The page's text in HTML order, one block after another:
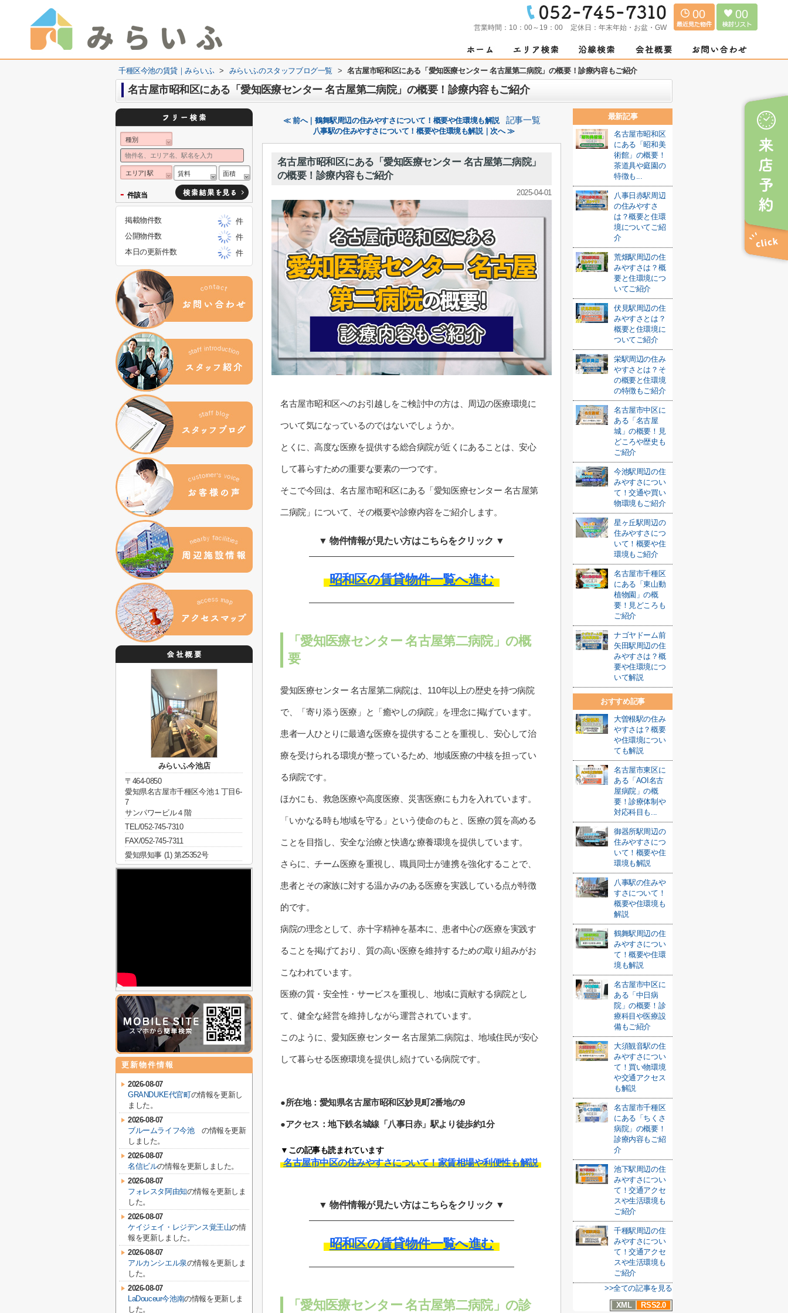
営業時間： 10：00～19：00 定休日： 年末年始・お盆・GW
00 00
千種区今池の賃貸｜みらいふ > みらいふのスタッフブログ一覧 > 名古屋市昭和区にある「愛知医療センター 名古屋第二病院」の概要！診療内容もご紹介
名古屋市昭和区にある「愛知医療センター 名古屋第二病院」の概要！診療内容もご紹介
≪ 前へ｜鶴舞駅周辺の住みやすさについて！概要や住環境も解説 記事一覧
八事駅の住みやすさについて！概要や住環境も解説｜次へ ≫
名古屋市昭和区にある「愛知医療センター 名古屋第二病院」
の概要！診療内容もご紹介
2025-04-01
名古屋市昭和区へのお引越しをご検討中の方は、周辺の医療環境に
ついて気になっているのではないでしょうか。
とくに、高度な医療を提供する総合病院が近くにあることは、安心
して暮らすための重要な要素の一つです。
そこで今回は、名古屋市昭和区にある「愛知医療センター 名古屋第
二病院」について、その概要や診療内容をご紹介します。
▼ 物件情報が見たい方はこちらをクリック ▼
昭和区の賃貸物件一覧へ進む
「愛知医療センター 名古屋第二病院」の概
要
愛知医療センター 名古屋第二病院は、110年以上の歴史を持つ病院
で、「寄り添う医療」と「癒やしの病院」を理念に掲げています。
患者一人ひとりに最適な医療を提供することを重視し、安心して治
療を受けられる環境が整っているため、地域医療の中核を担ってい
る病院です。
ほかにも、救急医療や高度医療、災害医療にも力を入れています。
「いかなる時も地域を守る」という使命のもと、医療の質を高める
ことを目指し、安全な治療と快適な療養環境を提供しています。
さらに、チーム医療を重視し、職員同士が連携を強化することで、
患者とその家族に対する温かみのある医療を実践している点が特徴
的です。
病院の理念として、赤十字精神を基本に、患者中心の医療を実践す
ることを掲げており、質の高い医療を維持するための取り組みがお
こなわれています。
医療の質・安全性・サービスを重視し、地域に貢献する病院とし
て、健全な経営を維持しながら運営されています。
このように、愛知医療センター 名古屋第二病院は、地域住民が安心
して暮らせる医療環境を提供し続けている病院です。
●所在地：愛知県名古屋市昭和区妙見町2番地の9
●アクセス：地下鉄名城線「八事日赤」駅より徒歩約1分
▼この記事も読まれています
名古屋市中区の住みやすさについて！家賃相場や利便性も解説
▼ 物件情報が見たい方はこちらをクリック ▼
昭和区の賃貸物件一覧へ進む
「愛知医療センター 名古屋第二病院」の診
最新記事
名古屋市昭和区
にある「昭和美
術館」の概要！
茶道具や庭園の
特徴も...
八事日赤駅周辺
の住みやすさ
は？概要と住環
境についてご紹
介
荒畑駅周辺の住
みやすさは？概
要と住環境につ
いてご紹介
伏見駅周辺の住
みやすさとは？
概要と住環境に
ついてご紹介
栄駅周辺の住み
やすさとは？そ
の概要と住環境
の特徴もご紹介
名古屋市中区に
ある「名古屋
城」の概要！見
どころや歴史も
ご紹介
今池駅周辺の住
みやすさについ
て！交通や買い
物環境もご紹介
星ヶ丘駅周辺の
住みやすさにつ
いて！概要や住
環境もご紹介
名古屋市千種区
にある「東山動
植物園」の概
要！見どころも
ご紹介
ナゴヤドーム前
矢田駅周辺の住
みやすさは？概
要や住環境につ
いて解説
おすすめ記事
大曽根駅の住み
やすさは？概要
や住環境につい
ても解説
名古屋市東区に
ある「AOI名古
屋病院」の概
要！診療体制や
対応科目も...
御器所駅周辺の
住みやすさにつ
いて！概要や住
環境も解説
八事駅の住みや
すさについて！
概要や住環境も
解説
鶴舞駅周辺の住
みやすさについ
て！概要や住環
境も解説
名古屋市中区に
ある「中日病
院」の概要！診
療科目や医療設
備もご紹介
大須観音駅の住
みやすさについ
て！買い物環境
や交通アクセス
も解説
名古屋市千種区
にある「ちくさ
病院」の概要！
診療内容もご紹
介
池下駅周辺の住
みやすさについ
て！交通アクセ
スや生活環境も
ご紹介
千種駅周辺の住
みやすさについ
て！交通アクセ
スや生活環境も
ご紹介
>>全ての記事を見る
XML
RSS2.0
種別
エリア| 駅 賃料 面積
- 件該当
掲載物件数
件
公開物件数
件
本日の更新件数
件
みらいふ今池店
〒464-0850
愛知県名古屋市千種区今池１丁目6-
7
サンパワービル４階
TEL/052-745-7310
FAX/052-745-7311
愛知県知事 (1) 第25352号
更新物件情報
2026-08-07
GRANDUKE代官町の情報を更新し
ました。
2026-08-07
ブルームライフ今池の情報を更新
しました。
2026-08-07
名信ビルの情報を更新しました。
2026-08-07
フォレスタ阿由知の情報を更新しま
した。
2026-08-07
ケイジェイ・レジデンス覚王山の情
報を更新しました。
2026-08-07
アルカンシエル泉の情報を更新しま
した。
2026-08-07
LaDouceur今池南の情報を更新しま
した。